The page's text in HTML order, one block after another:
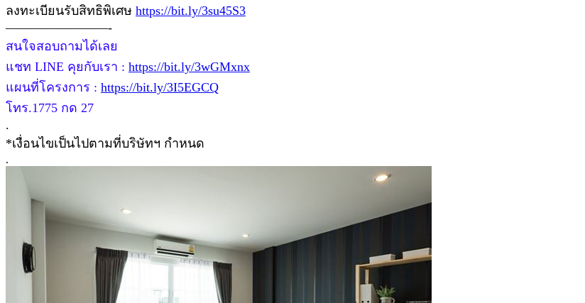
ลงทะเบียนรับสิทธิพิเศษ https://bit.ly/3su45S3
————————-
สนใจสอบถามได้เลย
แชท LINE คุยกับเรา : https://bit.ly/3wGMxnx
แผนที่โครงการ : https://bit.ly/3I5EGCQ
โทร.1775 กด 27
.
*เงื่อนไขเป็นไปตามที่บริษัทฯ กำหนด
.